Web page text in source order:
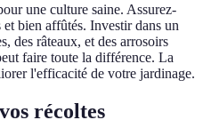
une culture saine. Assurez-
bien affûtés. Investir dans un
des râteaux, et des arrosoirs
faire toute la différence. La
l'efficacité de votre jardinage.
récoltes